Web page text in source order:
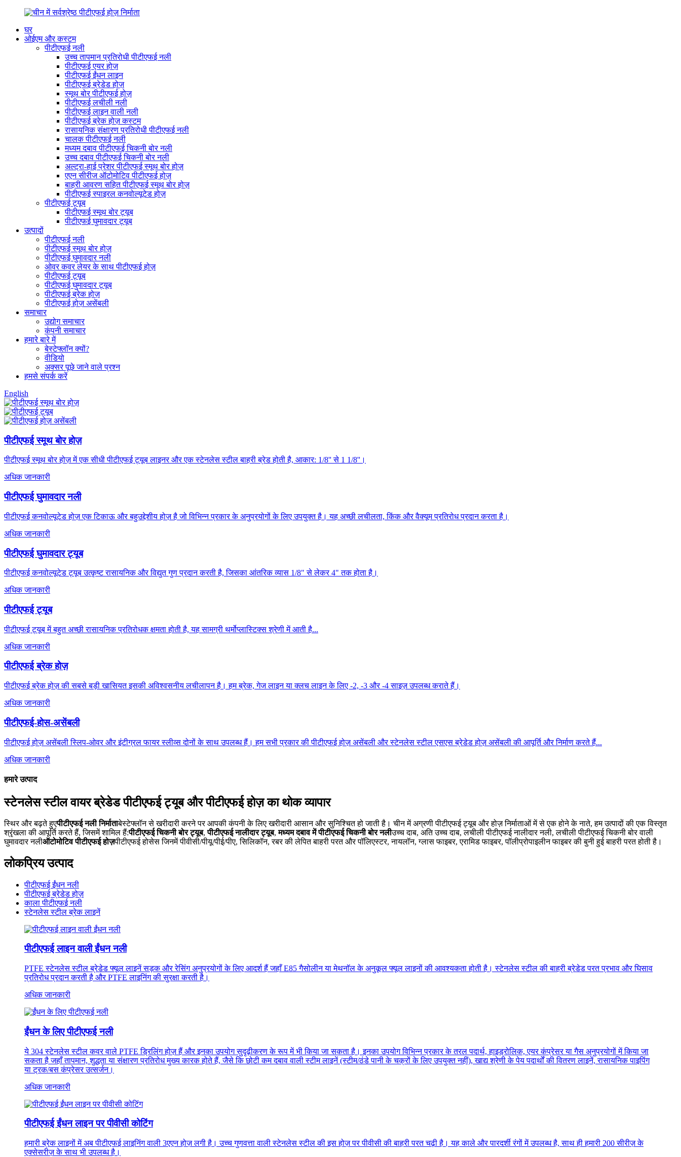
घर
ओईएम और कस्टम
पीटीएफई नली
उच्च तापमान प्रतिरोधी पीटीएफई नली
पीटीएफई एयर होज़
पीटीएफई ईंधन लाइन
पीटीएफई ब्रेडेड होज़
स्मूथ बोर पीटीएफई होज़
पीटीएफई लचीली नली
पीटीएफई लाइन वाली नली
पीटीएफई ब्रेक होज़ कस्टम
रासायनिक संक्षारण प्रतिरोधी पीटीएफई नली
चालक पीटीएफई नली
मध्यम दबाव पीटीएफई चिकनी बोर नली
उच्च दबाव पीटीएफई चिकनी बोर नली
अल्ट्रा-हाई प्रेशर पीटीएफई स्मूथ बोर होज़
एएन सीरीज ऑटोमोटिव पीटीएफई होज़
बाहरी आवरण सहित पीटीएफई स्मूथ बोर होज़
पीटीएफई स्पाइरल कनवोल्यूटेड होज़
पीटीएफई ट्यूब
पीटीएफई स्मूथ बोर ट्यूब
पीटीएफई घुमावदार ट्यूब
उत्पादों
पीटीएफई नली
पीटीएफई स्मूथ बोर होज़
पीटीएफई घुमावदार नली
ओवर कवर लेयर के साथ पीटीएफई होज़
पीटीएफई ट्यूब
पीटीएफई घुमावदार ट्यूब
पीटीएफई ब्रेक होज़
पीटीएफई होज़ असेंबली
समाचार
उद्योग समाचार
कंपनी समाचार
हमारे बारे में
बेस्टेफ्लॉन क्यों?
वीडियो
अक्सर पूछे जाने वाले प्रश्न
हमसे संपर्क करें
English
पीटीएफई स्मूथ बोर होज़
पीटीएफई स्मूथ बोर होज़ में एक सीधी पीटीएफई ट्यूब लाइनर और एक स्टेनलेस स्टील बाहरी ब्रेड होती है, आकार: 1/8'' से 1 1/8''।
अधिक जानकारी
पीटीएफई घुमावदार नली
पीटीएफई कनवोल्यूटेड होज़ एक टिकाऊ और बहुउद्देशीय होज़ है जो विभिन्न प्रकार के अनुप्रयोगों के लिए उपयुक्त है। यह अच्छी लचीलता, किंक और वैक्यूम प्रतिरोध प्रदान करता है।
अधिक जानकारी
पीटीएफई घुमावदार ट्यूब
पीटीएफई कनवोल्यूटेड ट्यूब उत्कृष्ट रासायनिक और विद्युत गुण प्रदान करती है, जिसका आंतरिक व्यास 1/8" से लेकर 4" तक होता है।
अधिक जानकारी
पीटीएफई ट्यूब
पीटीएफई ट्यूब में बहुत अच्छी रासायनिक प्रतिरोधक क्षमता होती है, यह सामग्री थर्मोप्लास्टिक्स श्रेणी में आती है...
अधिक जानकारी
पीटीएफई ब्रेक होज़
पीटीएफई ब्रेक होज़ की सबसे बड़ी खासियत इसकी अविश्वसनीय लचीलापन है। हम ब्रेक, गेज लाइन या क्लच लाइन के लिए -2, -3 और -4 साइज़ उपलब्ध कराते हैं।
अधिक जानकारी
पीटीएफई-होस-असेंबली
पीटीएफई होज़ असेंबली स्लिप-ओवर और इंटीग्रल फायर स्लीव्स दोनों के साथ उपलब्ध हैं। हम सभी प्रकार की पीटीएफई होज़ असेंबली और स्टेनलेस स्टील एसएस ब्रेडेड होज़ असेंबली की आपूर्ति और निर्माण करते हैं...
अधिक जानकारी
हमारे उत्पाद
स्टेनलेस स्टील वायर ब्रेडेड पीटीएफई ट्यूब और पीटीएफई होज़ का थोक व्यापार
स्थिर और बढ़ते हुएपीटीएफई नली निर्माताबेस्टेफ्लॉन से खरीदारी करने पर आपकी कंपनी के लिए खरीदारी आसान और सुनिश्चित हो जाती है। चीन में अग्रणी पीटीएफई ट्यूब और होज़ निर्माताओं में से एक होने के नाते, हम उत्पादों की एक विस्तृत
श्रृंखला की आपूर्ति करते हैं, जिसमें शामिल हैं:पीटीएफई चिकनी बोर ट्यूब,पीटीएफई नालीदार ट्यूब,मध्यम दबाव में पीटीएफई चिकनी बोर नलीउच्च दाब, अति उच्च दाब, लचीली पीटीएफई नालीदार नली, लचीली पीटीएफई चिकनी बोर वाली
घुमावदार नलीऑटोमोटिव पीटीएफई होज़पीटीएफई होसेस जिनमें पीवीसी/पीयू/पीई/पीए, सिलिकॉन, रबर की लेपित बाहरी परत और पॉलिएस्टर, नायलॉन, ग्लास फाइबर, एरामिड फाइबर, पॉलीप्रोपाइलीन फाइबर की बुनी हुई बाहरी परत होती है।
लोकप्रिय उत्पाद
पीटीएफई ईंधन नली
पीटीएफई ब्रेडेड होज़
काला पीटीएफई नली
स्टेनलेस स्टील ब्रेक लाइनें
पीटीएफई लाइन वाली ईंधन नली
PTFE स्टेनलेस स्टील ब्रेडेड फ्यूल लाइनें सड़क और रेसिंग अनुप्रयोगों के लिए आदर्श हैं जहाँ E85 गैसोलीन या मेथनॉल के अनुकूल फ्यूल लाइनों की आवश्यकता होती है। स्टेनलेस स्टील की बाहरी ब्रेडेड परत प्रभाव और घिसाव
प्रतिरोध प्रदान करती है और PTFE लाइनिंग की सुरक्षा करती है।
अधिक जानकारी
ईंधन के लिए पीटीएफई नली
ये 304 स्टेनलेस स्टील कवर वाले PTFE ड्रिलिंग होज़ हैं और इनका उपयोग सुदृढ़ीकरण के रूप में भी किया जा सकता है। इनका उपयोग विभिन्न प्रकार के तरल पदार्थ, हाइड्रोलिक, एयर कंप्रेसर या गैस अनुप्रयोगों में किया जा
सकता है जहाँ तापमान, शुद्धता या संक्षारण प्रतिरोध मुख्य कारक होते हैं, जैसे कि छोटी कम दबाव वाली स्टीम लाइनें (स्टीम/ठंडे पानी के चक्रों के लिए उपयुक्त नहीं), खाद्य श्रेणी के पेय पदार्थों की वितरण लाइनें, रासायनिक पाइपिंग
या ट्रक/बस कंप्रेसर उत्सर्जन।
अधिक जानकारी
पीटीएफई ईंधन लाइन पर पीवीसी कोटिंग
हमारी ब्रेक लाइनों में अब पीटीएफई लाइनिंग वाली 3एएन होज़ लगी है। उच्च गुणवत्ता वाली स्टेनलेस स्टील की इस होज़ पर पीवीसी की बाहरी परत चढ़ी है। यह काले और पारदर्शी रंगों में उपलब्ध है, साथ ही हमारी 200 सीरीज़ के
एक्सेसरीज़ के साथ भी उपलब्ध है।